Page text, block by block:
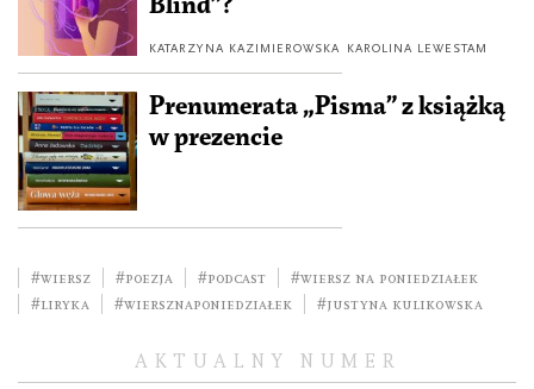
Blind”?
KATARZYNA KAZIMIEROWSKA KAROLINA LEWESTAM
Prenumerata „Pisma” z książką
w prezencie
#wiersz #poezja #podcast
#wiersz na poniedziałek
#liryka
#WierszNaPoniedziałek #Justyna Kulikowska
AKTUALNY NUMER